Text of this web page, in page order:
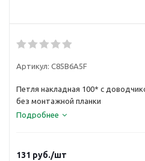
Артикул: C85B6A5F
Петля накладная 100* с
без монтажной планки
Подробнее
131 руб./шт